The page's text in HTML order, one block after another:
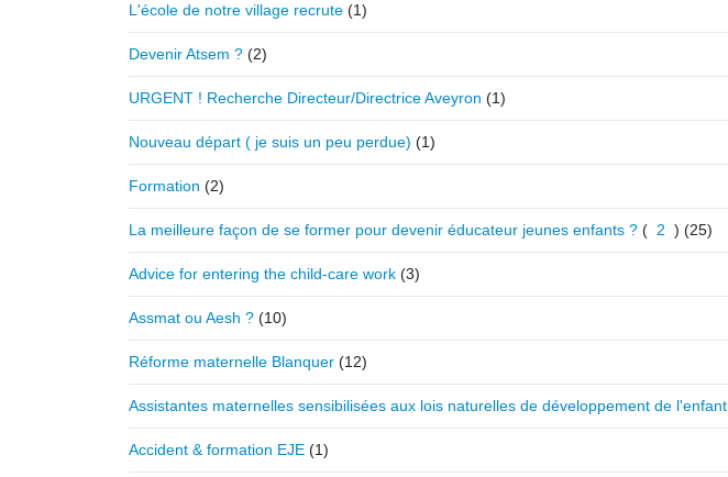
L'école de notre village recrute (1)
Devenir Atsem ? (2)
URGENT ! Recherche Directeur/Directrice Aveyron (1)
Nouveau départ ( je suis un peu perdue) (1)
Formation (2)
La meilleure façon de se former pour devenir éducateur jeunes enfants ? ( 2 ) (25)
Advice for entering the child-care work (3)
Assmat ou Aesh ? (10)
Réforme maternelle Blanquer (12)
Assistantes maternelles sensibilisées aux lois naturelles de développement de l'enfant
Accident & formation EJE (1)